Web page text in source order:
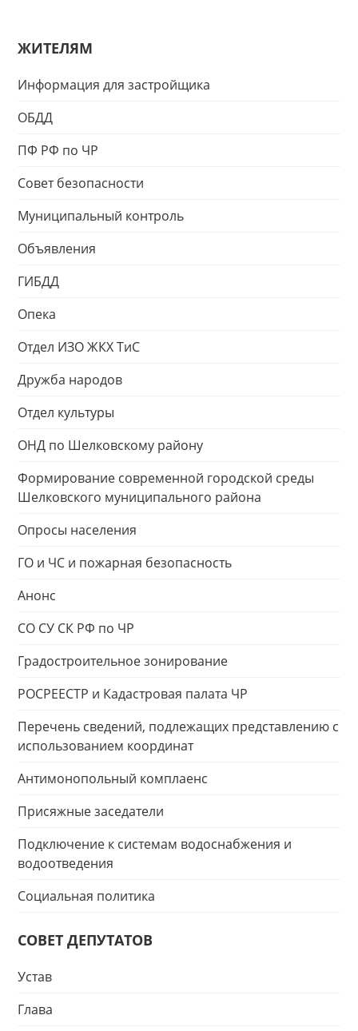
ЖИТЕЛЯМ
Информация для застройщика
ОБДД
ПФ РФ по ЧР
Совет безопасности
Муниципальный контроль
Объявления
ГИБДД
Опека
Отдел ИЗО ЖКХ ТиС
Дружба народов
Отдел культуры
ОНД по Шелковскому району
Формирование современной городской среды
Шелковского муниципального района
Опросы населения
ГО и ЧС и пожарная безопасность
Анонс
СО СУ СК РФ по ЧР
Градостроительное зонирование
РОСРЕЕСТР и Кадастровая палата ЧР
Перечень сведений, подлежащих представлению с
использованием координат
Антимонопольный комплаенс
Присяжные заседатели
Подключение к системам водоснабжения и
водоотведения
Социальная политика
СОВЕТ ДЕПУТАТОВ
Устав
Глава